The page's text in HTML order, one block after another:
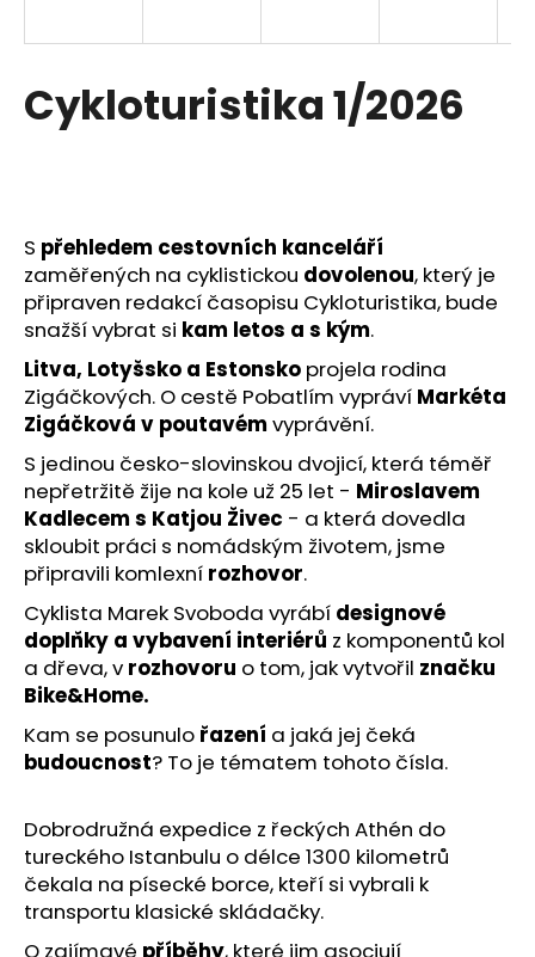
Cykloturistika 1/2026
S přehledem cestovních kanceláří
zaměřených na cyklistickou dovolenou, který je
připraven redakcí časopisu Cykloturistika, bude
snažší vybrat si kam letos a s kým.
Litva, Lotyšsko a Estonsko projela rodina
Zigáčkových. O cestě Pobatlím vypráví Markéta
Zigáčková v poutavém vyprávění.
S jedinou česko-slovinskou dvojicí, která téměř
nepřetržitě žije na kole už 25 let - Miroslavem
Kadlecem s Katjou Živec - a která dovedla
skloubit práci s nomádským životem, jsme
připravili komlexní rozhovor.
Cyklista Marek Svoboda vyrábí designové
doplňky a vybavení interiérů z komponentů kol
a dřeva, v rozhovoru o tom, jak vytvořil značku
Bike&Home.
Kam se posunulo řazení a jaká jej čeká
budoucnost? To je tématem tohoto čísla.
Dobrodružná expedice z řeckých Athén do
tureckého Istanbulu o délce 1300 kilometrů
čekala na písecké borce, kteří si vybrali k
transportu klasické skládačky.
O zajímavé příběhy, které jim asociují
í
t
HLEDAT
D
o
p
o
r
u
č
u
j
e
m
e
DÁRKOVÝ
POUKAZ
2026
649
Kč